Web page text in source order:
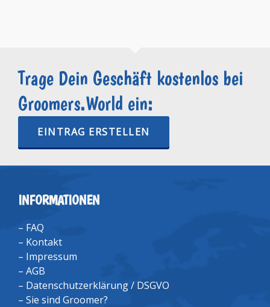
Trage Dein Geschäft kostenlos bei
Groomers.World ein:
EINTRAG ERSTELLEN
INFORMATIONEN
– FAQ
– Kontakt
– Impressum
– AGB
– Datenschutzerklärung / DSGVO
– Sie sind Groomer?